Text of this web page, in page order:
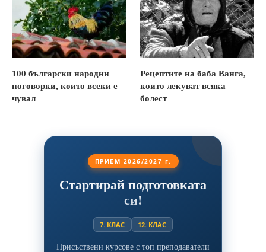
100 български народни
поговорки, които всеки е
чувал
Рецептите на баба Ванга,
които лекуват всяка
болест
ПРИЕМ 2026/2027 г.
Стартирай подготовката
си!
7. КЛАС 12. КЛАС
Присъствени курсове с топ преподаватели